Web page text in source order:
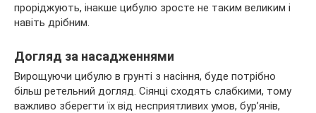
проріджують, інакше цибулю зросте не таким великим і
навіть дрібним.
Догляд за насадженнями
Вирощуючи цибулю в грунті з насіння, буде потрібно
більш ретельний догляд. Сіянці сходять слабкими, тому
важливо зберегти їх від несприятливих умов, бур’янів,